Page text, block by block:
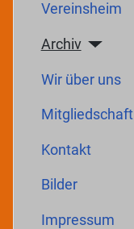
Vereinsheim
Archiv
Wir über uns
Mitgliedschaft
Kontakt
Bilder
Impressum